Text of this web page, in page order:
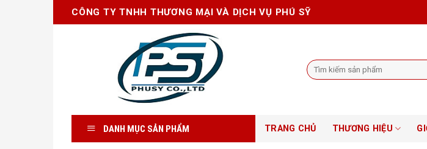
to
CÔNG TY TNHH THƯƠNG MẠI VÀ DỊCH VỤ PHÚ SỸ
Tìm
kiếm:
DANH MỤC SẢN PHẨM TRANG CHỦ THƯƠNG HIỆU